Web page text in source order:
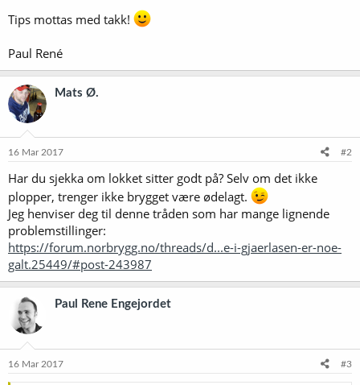
Tips mottas med takk!
Paul René
Mats Ø.
16 Mar 2017 #2
Har du sjekka om lokket sitter godt på? Selv om det ikke
plopper, trenger ikke brygget være ødelagt.
Jeg henviser deg til denne tråden som har mange lignende
problemstillinger:
https://forum.norbrygg.no/threads/d...e-i-gjaerlasen-er-noe-
galt.25449/#post-243987
Paul Rene Engejordet
16 Mar 2017 #3